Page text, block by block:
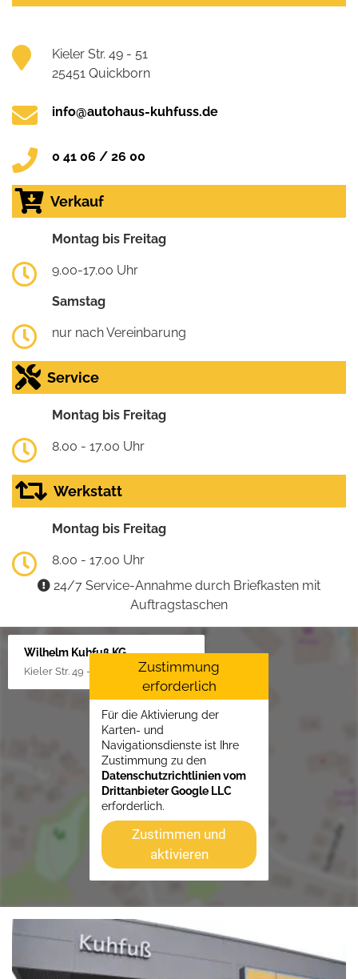
Kieler Str. 49 - 51
25451 Quickborn
info@autohaus-kuhfuss.de
0 41 06 / 26 00
Verkauf
Montag bis Freitag
9.00-17.00 Uhr
Samstag
nur nach Vereinbarung
Service
Montag bis Freitag
8.00 - 17.00 Uhr
Werkstatt
Montag bis Freitag
8.00 - 17.00 Uhr
24/7 Service-Annahme durch Briefkasten mit
Auftragstaschen
Wilhelm Kuhfuß KG
Kieler Str. 49 - 51, 25451 Quickborn
Zustimmung
erforderlich
Für die Aktivierung der
Karten- und
Navigationsdienste ist Ihre
Zustimmung zu den
Datenschutzrichtlinien vom
Drittanbieter Google LLC
erforderlich.
Zustimmen und
aktivieren